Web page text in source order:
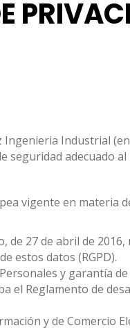
Industrial
seguridad adecuado
vigente en materia
de 27 de abril de
estos datos (RGPD).
y garantía
el Reglamento de
y de Comercio